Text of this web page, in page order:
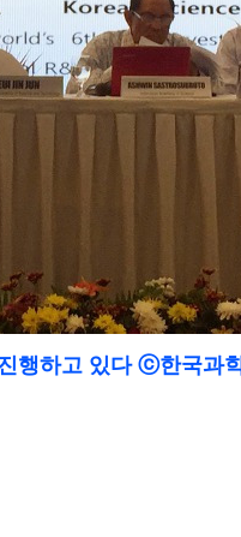
행하고 있다 ⓒ한국과